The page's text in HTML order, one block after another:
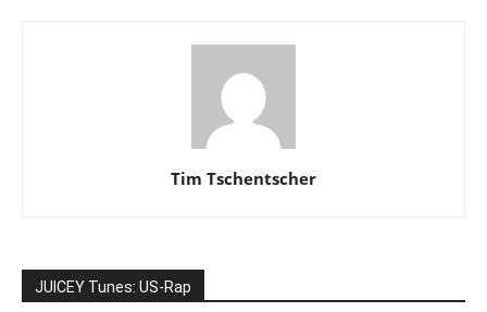
Tim Tschentscher
JUICEY Tunes: US-Rap